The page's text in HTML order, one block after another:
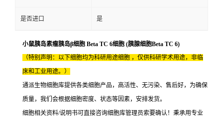
是否进口 是
小鼠胰岛素瘤胰岛β细胞 Beta TC 6细胞 (胰腺细胞Beta TC 6)
（特别声明：以下细胞均为科研用途细胞 ，仅供科研学术用途，非临
床和工业用途。）
通派生物细胞库提供各类细胞产品，高活性、无污染、售后好，为确保
质量，我们会根据细胞密度、状态等因素，安排发货。
细胞相关资料/说明书可直接咨询细胞库管理员索要确认！秉承用专业